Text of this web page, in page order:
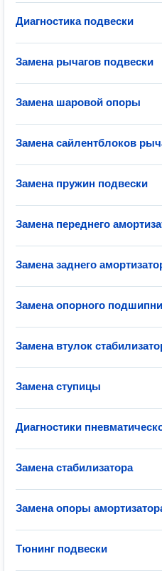
Диагностика подвески
Замена рычагов подвески
Замена шаровой опоры
Замена сайлентблоков
Замена пружин подвески
Замена переднего
Замена заднего
Замена опорного
Замена втулок
Замена ступицы
Диагностики
Замена стабилизатора
Замена опоры
Тюнинг подвески